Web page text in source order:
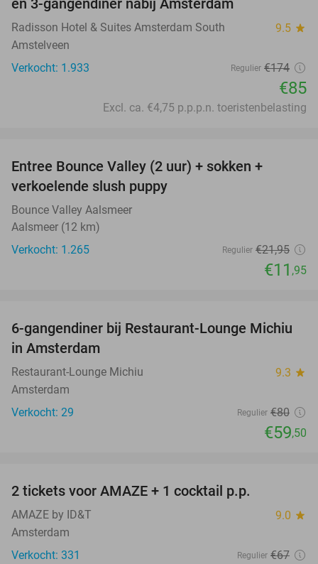
Radisson Hotel & Suites Amsterdam South 9.5 star
Amstelveen
Verkocht: 1.933
Regulier €174
€85
Excl. ca. €4,75 p.p.p.n. toeristenbelasting
Entree Bounce Valley (2 uur) + sokken +
verkoelende slush puppy
Bounce Valley Aalsmeer
Aalsmeer (12 km)
Verkocht: 1.265
Regulier €21,95
€11 ,95
26%
6-gangendiner bij Restaurant-Lounge Michiu
in Amsterdam
Restaurant-Lounge Michiu 9.3 star
Amsterdam
Verkocht: 29
Regulier €80
€59,50
2 tickets voor AMAZE + 1 cocktail p.p.
AMAZE by ID&T 9.0 star
Amsterdam
Verkocht: 331
Regulier €67